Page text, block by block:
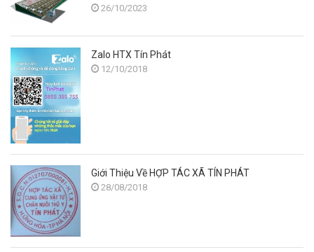
26/10/2023
Zalo HTX Tín Phát
12/10/2018
Giới Thiệu Về HỢP TÁC XÃ TÍN PHÁT
28/08/2018